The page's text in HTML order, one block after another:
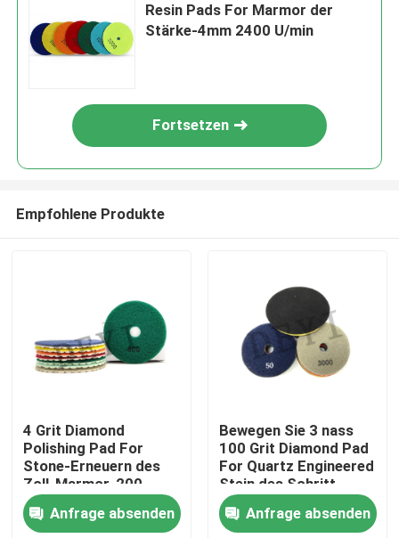
Haus
Resin Pads For Marmor der
Stärke-4mm 2400 U/min
Fortsetzen
Empfohlene Produkte
4 Grit Diamond
Polishing Pad For
Stone-Erneuern des
Zoll-Marmor-200
Anfrage absenden
Bewegen Sie 3 nass
100 Grit Diamond Pad
For Quartz Engineered
Stein des Schritt-
Schritt für Schritt
fortAnfrage absenden